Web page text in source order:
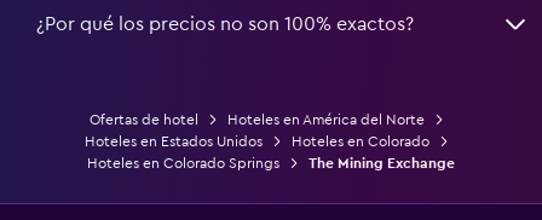
¿Por qué los precios no son 100% exactos?
Ofertas de hotel
Hoteles en América del Norte
Hoteles en Estados Unidos
Hoteles en Colorado
Hoteles en Colorado Springs
The Mining Exchange